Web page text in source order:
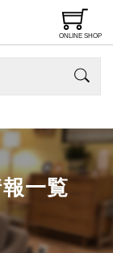
ONLINE SHOP
一覧